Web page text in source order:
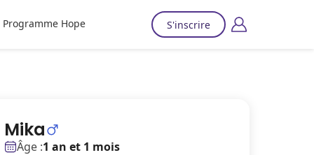
Programme Hope S'inscrire
Mika
Âge :1 an et 1 mois